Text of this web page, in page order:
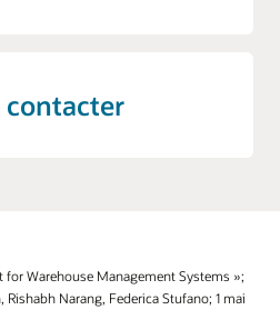
contacter
Warehouse Management Systems »;
Narang, Federica Stufano; 1 mai